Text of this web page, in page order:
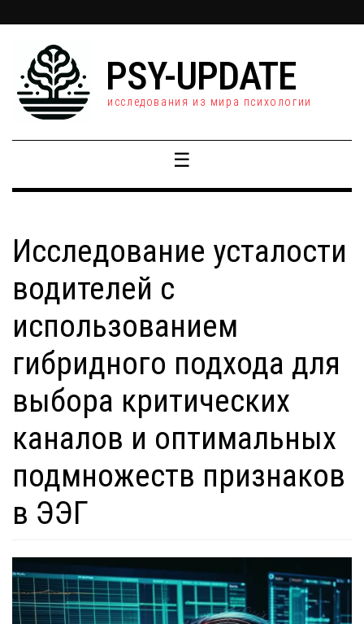
PSY-UPDATE
исследования из мира психологии
☰
Исследование усталости
водителей с
использованием
гибридного подхода для
выбора критических
каналов и оптимальных
подмножеств признаков
в ЭЭГ